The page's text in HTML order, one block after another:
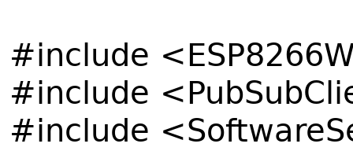
#include
#include
#include